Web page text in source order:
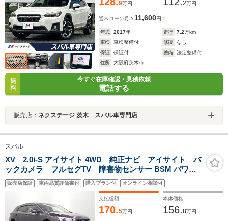
9万円 2万円
通常ローン 月々 11,600円
年式 2017年 走行 7.2万km
車検
車検整備付 修復
なし
保証
保証付 整備
法定整備付
住所
大阪府茨木市
無
料
今すぐ在庫確認・見積依頼
電話する
販売店： ネクステージ 茨木 スバル車専門店
スバル
XV 2.0i-S アイサイト 4WD 純正ナビ アイサイト バ
ックカメラ フルセグTV 障害物センサー BSM パワー
シート LEDヘッドライト スマートキー 純正AW DVD再生
Bluetooth ETC
販売店保証 車両品質評価書付 購入プラン付 オンライン相談可
支払総額
170.5万円
本体価格
156.8万円